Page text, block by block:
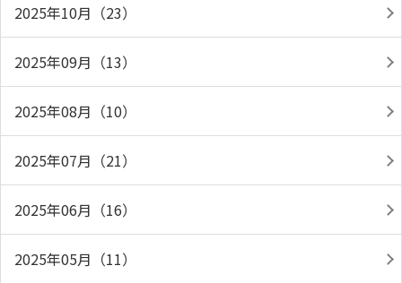
2025年10月（23）
2025年09月（13）
2025年08月（10）
2025年07月（21）
2025年06月（16）
2025年05月（11）